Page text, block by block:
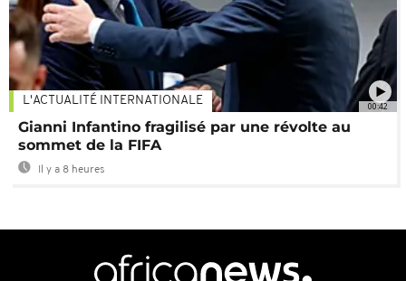
00:42
L'ACTUALITÉ INTERNATIONALE
Gianni Infantino fragilisé par une révolte au
sommet de la FIFA
Il y a 8 heures